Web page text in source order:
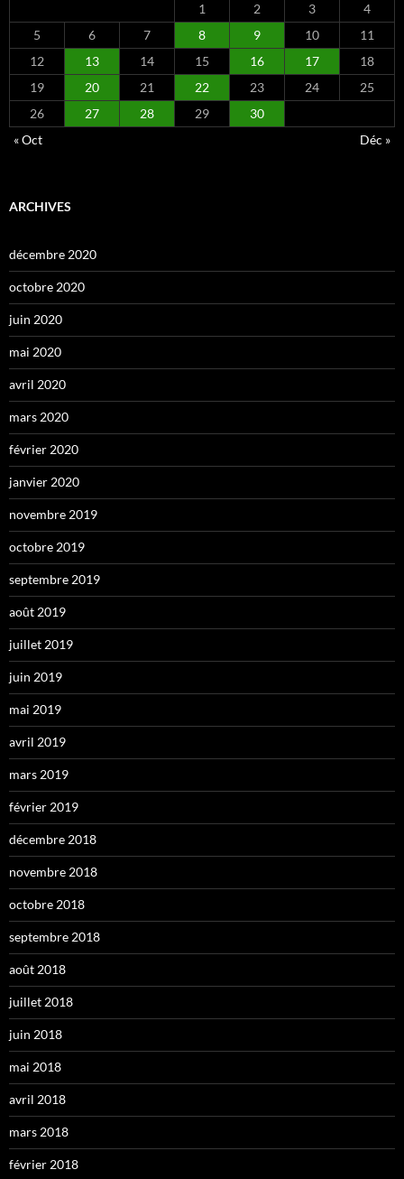
1
2 3
4
5
6 7 8 9 10
11
12
13 14 15 16 17
18
19
20 21 22 23 24
25
26
27 28 29
30
« Oct
Déc »
ARCHIVES
décembre 2020
octobre 2020
juin 2020
mai 2020
avril 2020
mars 2020
février 2020
janvier 2020
novembre 2019
octobre 2019
septembre 2019
août 2019
juillet 2019
juin 2019
mai 2019
avril 2019
mars 2019
février 2019
décembre 2018
novembre 2018
octobre 2018
septembre 2018
août 2018
juillet 2018
juin 2018
mai 2018
avril 2018
mars 2018
février 2018